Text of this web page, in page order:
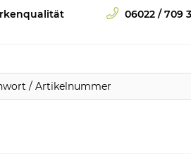
06022 / 709